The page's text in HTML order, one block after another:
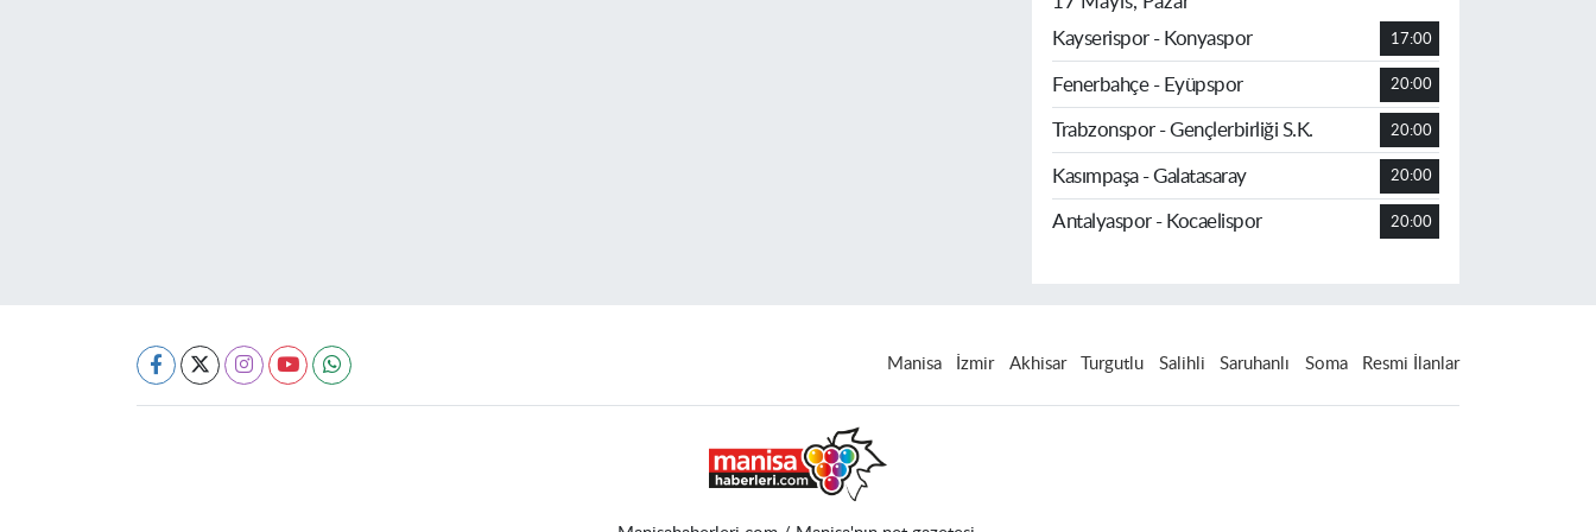
Kayserispor - Konyaspor
17:00
Fenerbahçe - Eyüpspor 20:00
Trabzonspor - Gençlerbirliği S.K. 20:00
Kasımpaşa - Galatasaray 20:00
Antalyaspor - Kocaelispor 20:00
Manisa İzmir Akhisar Turgutlu Salihli Saruhanlı Soma Resmi İlanlar